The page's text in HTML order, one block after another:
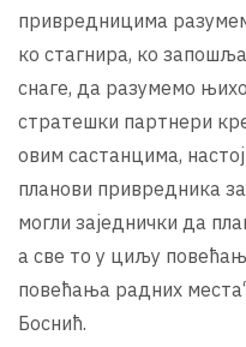
привредницима
ко стагнира, ко
снаге, да разумемо
стратешки партнери
овим састанцима,
планови привредника
могли заједнички да
а све то у циљу
повећања радних
Боснић.